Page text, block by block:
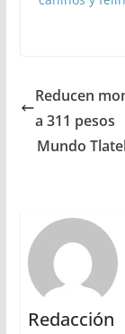
Reducen
a 311 pesos
Mundo
Redacción